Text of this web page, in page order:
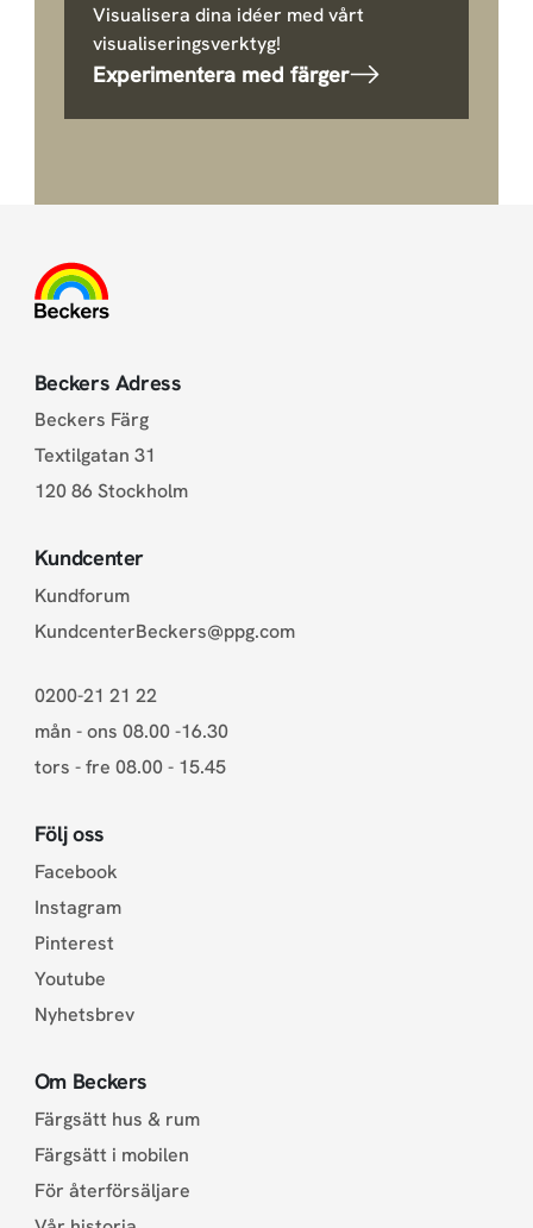
Visualisera dina idéer med vårt
visualiseringsverktyg!
Experimentera med färger
Beckers Adress
Beckers Färg
Textilgatan 31
120 86 Stockholm
Kundcenter
Kundforum
KundcenterBeckers@ppg.com
0200-21 21 22
mån - ons 08.00 -16.30
tors - fre 08.00 - 15.45
Följ oss
Facebook
Instagram
Pinterest
Youtube
Nyhetsbrev
Om Beckers
Färgsätt hus & rum
Färgsätt i mobilen
För återförsäljare